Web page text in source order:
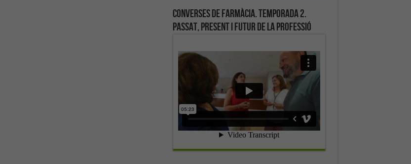
Converses de farmàcia. Temporada 2.
Passat, present i futur de la professió